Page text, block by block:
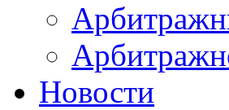
Новости